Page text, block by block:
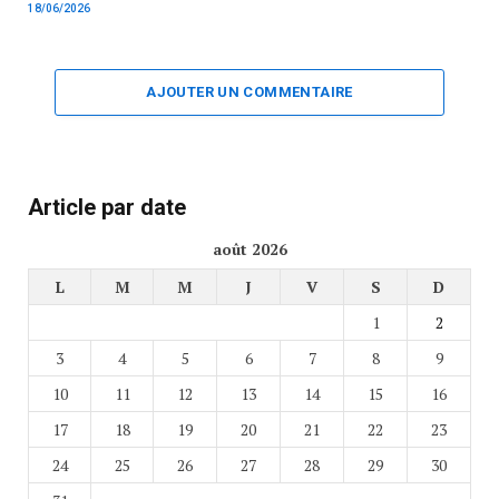
18/06/2026
AJOUTER UN COMMENTAIRE
Article par date
août 2026
L
M M J V S
D
1
2
3
4 5 6 7 8
9
10
11 12 13 14 15
16
17
18 19 20 21 22
23
24
25 26 27 28 29
30